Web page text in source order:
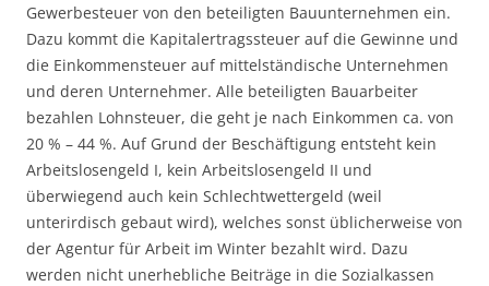
Gewerbesteuer von den beteiligten Bauunternehmen ein.
Dazu kommt die Kapitalertragssteuer auf die Gewinne und
die Einkommensteuer auf mittelständische Unternehmen
und deren Unternehmer. Alle beteiligten Bauarbeiter
bezahlen Lohnsteuer, die geht je nach Einkommen ca. von
20 % – 44 %. Auf Grund der Beschäftigung entsteht kein
Arbeitslosengeld I, kein Arbeitslosengeld II und
überwiegend auch kein Schlechtwettergeld (weil
unterirdisch gebaut wird), welches sonst üblicherweise von
der Agentur für Arbeit im Winter bezahlt wird. Dazu
werden nicht unerhebliche Beiträge in die Sozialkassen